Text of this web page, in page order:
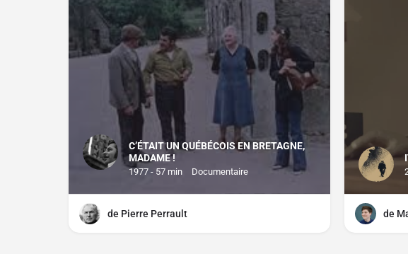
C’ÉTAIT UN QUÉBÉCOIS EN BRETAGNE,
MADAME !
1977 - 57 min Documentaire
de Pierre Perrault de